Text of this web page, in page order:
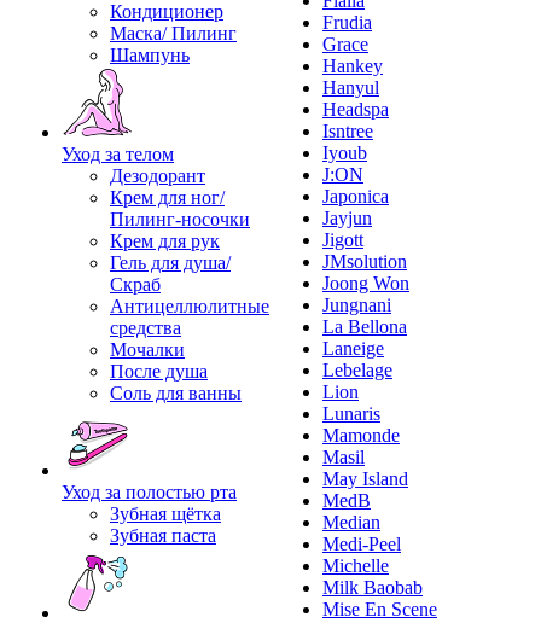
Кондиционер
Маска/ Пилинг
Шампунь
Уход за телом
Дезодорант
Крем для ног/
Пилинг-носочки
Крем для рук
Гель для душа/
Скраб
Антицеллюлитные
средства
Мочалки
После душа
Соль для ванны
Уход за полостью рта
Зубная щётка
Зубная паста
Frudia
Grace
Hankey
Hanyul
Headspa
Isntree
Iyoub
J:ON
Japonica
Jayjun
Jigott
JMsolution
Joong Won
Jungnani
La Bellona
Laneige
Lebelage
Lion
Lunaris
Mamonde
Masil
May Island
MedB
Median
Medi-Peel
Michelle
Milk Baobab
Mise En Scene